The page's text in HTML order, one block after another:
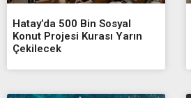
Hatay’da 500 Bin Sosyal
Konut Projesi Kurası Yarın
Çekilecek